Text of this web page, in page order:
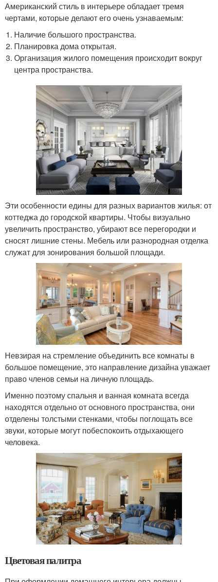
Американский стиль в интерьере обладает тремя
чертами, которые делают его очень узнаваемым:
Наличие большого пространства.
Планировка дома открытая.
Организация жилого помещения происходит вокруг
центра пространства.
Эти особенности едины для разных вариантов жилья: от
коттеджа до городской квартиры. Чтобы визуально
увеличить пространство, убирают все перегородки и
сносят лишние стены. Мебель или разнородная отделка
служат для зонирования большой площади.
Невзирая на стремление объединить все комнаты в
большое помещение, это направление дизайна уважает
право членов семьи на личную площадь.
Именно поэтому спальня и ванная комната всегда
находятся отдельно от основного пространства, они
отделены толстыми стенками, чтобы поглощать все
звуки, которые могут побеспокоить отдыхающего
человека.
Цветовая палитра